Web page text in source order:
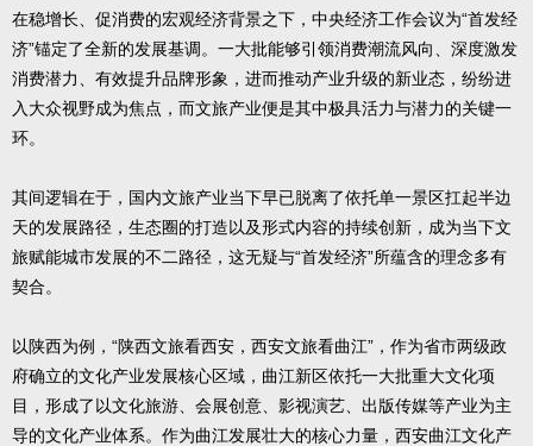
在稳增长、促消费的宏观经济背景之下，中央经济工作会议为“首发经
济”锚定了全新的发展基调。一大批能够引领消费潮流风向、深度激发
消费潜力、有效提升品牌形象，进而推动产业升级的新业态，纷纷进
入大众视野成为焦点，而文旅产业便是其中极具活力与潜力的关键一
环。
其间逻辑在于，国内文旅产业当下早已脱离了依托单一景区扛起半边
天的发展路径，生态圈的打造以及形式内容的持续创新，成为当下文
旅赋能城市发展的不二路径，这无疑与“首发经济”所蕴含的理念多有
契合。
以陕西为例，“陕西文旅看西安，西安文旅看曲江”，作为省市两级政
府确立的文化产业发展核心区域，曲江新区依托一大批重大文化项
目，形成了以文化旅游、会展创意、影视演艺、出版传媒等产业为主
导的文化产业体系。作为曲江发展壮大的核心力量，西安曲江文化产